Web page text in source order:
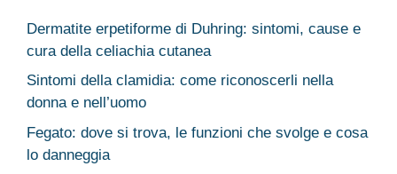
Dermatite erpetiforme di Duhring: sintomi, cause e
cura della celiachia cutanea
Sintomi della clamidia: come riconoscerli nella
donna e nell’uomo
Fegato: dove si trova, le funzioni che svolge e cosa
lo danneggia